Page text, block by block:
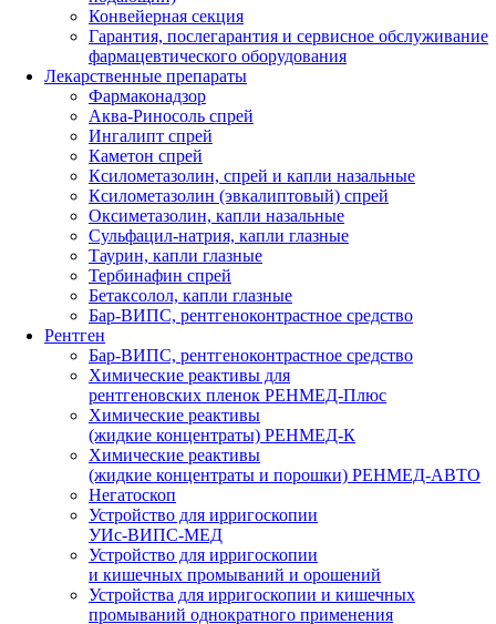
Конвейерная секция
Гарантия, послегарантия и сервисное обслуживание
фармацевтического оборудования
Лекарственные препараты
Фармаконадзор
Аква-Риносоль спрей
Ингалипт спрей
Каметон спрей
Ксилометазолин, спрей и капли назальные
Ксилометазолин (эвкалиптовый) спрей
Оксиметазолин, капли назальные
Сульфацил-натрия, капли глазные
Таурин, капли глазные
Тербинафин спрей
Бетаксолол, капли глазные
Бар-ВИПС, рентгеноконтрастное средство
Рентген
Бар-ВИПС, рентгеноконтрастное средство
Химические реактивы для
рентгеновских пленок РЕНМЕД-Плюс
Химические реактивы
(жидкие концентраты) РЕНМЕД-К
Химические реактивы
(жидкие концентраты и порошки) РЕНМЕД-АВТО
Негатоскоп
Устройство для ирригоскопии
УИс-ВИПС-МЕД
Устройство для ирригоскопии
и кишечных промываний и орошений
Устройства для ирригоскопии и кишечных
промываний однократного применения